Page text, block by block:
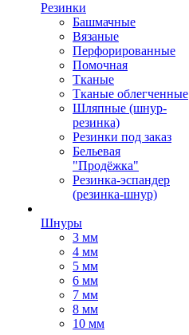
Резинки
Башмачные
Вязаные
Перфорированные
Помочная
Тканые
Тканые облегченные
Шляпные (шнур-
резинка)
Резинки под заказ
Бельевая
"Продёжка"
Резинка-эспандер
(резинка-шнур)
Шнуры
3 мм
4 мм
5 мм
6 мм
7 мм
8 мм
10 мм